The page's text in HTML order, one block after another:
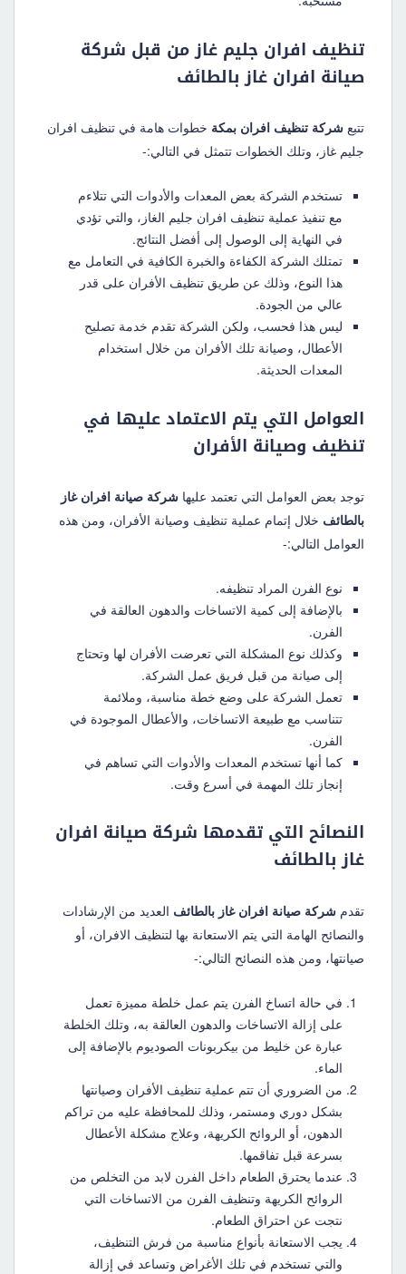
تنظيف افران جليم غازمن قبل شركة
صيانة افران غاز بالطائف
تتبع شركة تنظيف افران بمكة خطوات هامة في تنظيف افران
جليم غاز، وتلك الخطوات تتمثل في التالي:-
تستخدم الشركة بعض المعدات والأدوات التي تتلاءم
مع تنفيذ عملية تنظيف افران جليم الغاز، والتي تؤدي
في النهاية إلى الوصول إلى أفضل النتائج.
تمتلك الشركة الكفاءة والخبرة الكافية في التعامل مع
هذا النوع، وذلك عن طريق تنظيف الأفران على قدر
عالي من الجودة.
ليس هذا فحسب، ولكن الشركة تقدم خدمة تصليح
الأعطال، وصيانة تلك الأفران من خلال استخدام
المعدات الحديثة.
العوامل التي يتم الاعتماد عليها في
تنظيف وصيانة الأفران
توجد بعض العوامل التي تعتمد عليها شركة صيانة افران غاز
بالطائف خلال إتمام عملية تنظيف وصيانة الأفران، ومن هذه
العوامل التالي:-
نوع الفرن المراد تنظيفه.
بالإضافة إلى كمية الاتساخات والدهون العالقة في
الفرن.
وكذلك نوع المشكلة التي تعرضت الأفران لها وتحتاج
إلى صيانة من قبل فريق عمل الشركة.
تعمل الشركة على وضع خطة مناسبة، وملائمة
تتناسب مع طبيعة الاتساخات، والأعطال الموجودة في
الفرن.
كما أنها تستخدم المعدات والأدوات التي تساهم في
إنجاز تلك المهمة في أسرع وقت.
النصائح التي تقدمها شركة صيانة افران
غاز بالطائف
تقدم شركة صيانة افران غاز بالطائف العديد من الإرشادات
والنصائح الهامة التي يتم الاستعانة بها لتنظيف الافران، أو
صيانتها، ومن هذه النصائح التالي:-
في حالة اتساخ الفرن يتم عمل خلطة مميزة تعمل
على إزالة الاتساخات والدهون العالقة به، وتلك الخلطة
عبارة عن خليط من بيكربونات الصوديوم بالإضافة إلى
الماء.
من الضروري أن تتم عملية تنظيف الأفران وصيانتها
بشكل دوري ومستمر، وذلك للمحافظة عليه من تراكم
الدهون، أو الروائح الكريهة، وعلاج مشكلة الأعطال
بسرعة قبل تفاقمها.
عندما يحترق الطعام داخل الفرن لابد من التخلص من
الروائح الكريهة وتنظيف الفرن من الاتساخات التي
نتجت عن احتراق الطعام.
يجب الاستعانة بأنواع مناسبة من فرش التنظيف،
والتي تستخدم في تلك الأغراض وتساعد في إزالة